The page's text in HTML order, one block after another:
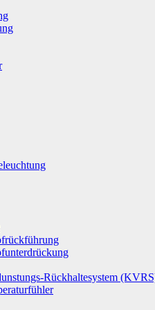
Rückhaltesystem